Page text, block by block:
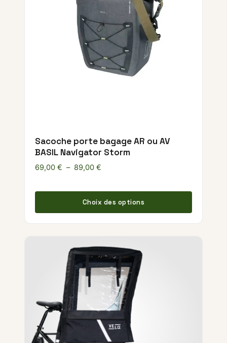
Sacoche porte bagage AR ou AV
BASIL Navigator Storm
69,00 € – 89,00 €
Choix des options
Ce